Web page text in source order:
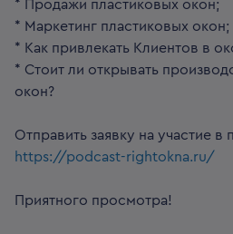
* Продажи пластиковых окон;
* Маркетинг пластиковых окон;
* Как привлекать Клиентов в
* Стоит ли открывать
окон?
Отправить заявку на участие в
https://podcast-rightokna.ru/
Приятного просмотра!